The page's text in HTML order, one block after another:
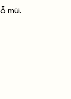
mũi.